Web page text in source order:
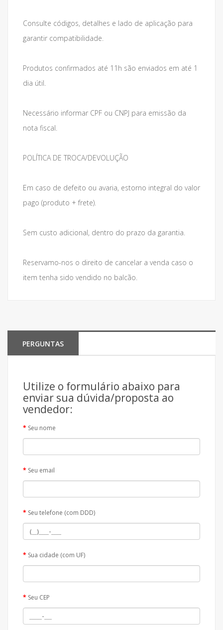
Consulte códigos, detalhes e lado de aplicação para
garantir compatibilidade.
Produtos confirmados até 11h são enviados em até 1
dia útil.
Necessário informar CPF ou CNPJ para emissão da
nota fiscal.
POLÍTICA DE TROCA/DEVOLUÇÃO
Em caso de defeito ou avaria, estorno integral do valor
pago (produto + frete).
Sem custo adicional, dentro do prazo da garantia.
Reservamo-nos o direito de cancelar a venda caso o
item tenha sido vendido no balcão.
PERGUNTAS
Utilize o formulário abaixo para
enviar sua dúvida/proposta ao
vendedor:
Seu nome
Seu email
Seu telefone (com DDD)
Sua cidade (com UF)
Seu CEP